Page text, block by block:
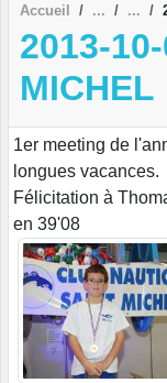
Accueil
2013-
MICHEL
1er meeting de
longues vacances.
Félicitation à
en 39'08